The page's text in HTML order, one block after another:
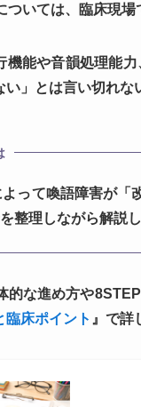
ついては、臨床現
機能や音韻処理能
い」とは言い切れな
よって喚語障害が「
整理しながら解説し
的な進め方や
臨床ポイント 』で詳